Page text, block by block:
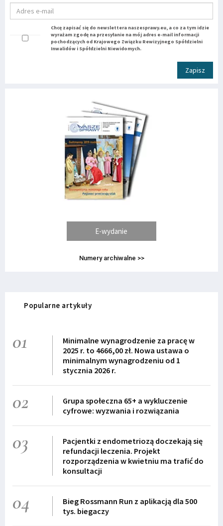
Chcę zapisać się do newslettera naszesprawy.eu, a co za tym idzie
wyrażam zgodę na przesyłanie na mój adres e-mail informacji
pochodzących od Krajowego Związku Rewizyjnego Spółdzielni
Inwalidów i Spółdzielni Niewidomych.
Zapisz
E-wydanie
Numery archiwalne >>
Popularne artykuły
01
Minimalne wynagrodzenie za pracę w
2025 r. to 4666,00 zł. Nowa ustawa o
minimalnym wynagrodzeniu od 1
stycznia 2026 r.
02
Grupa społeczna 65+ a wykluczenie
cyfrowe: wyzwania i rozwiązania
03
Pacjentki z endometriozą doczekają się
refundacji leczenia. Projekt
rozporządzenia w kwietniu ma trafić do
konsultacji
04
Bieg Rossmann Run z aplikacją dla 500
tys. biegaczy